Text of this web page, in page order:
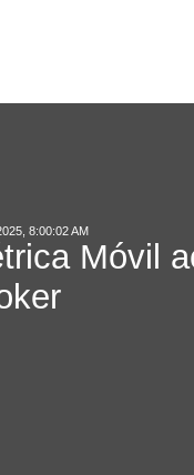
8:00:02 AM
Móvil